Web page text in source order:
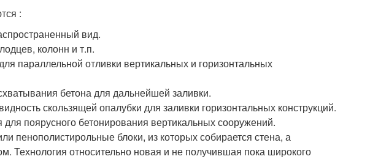
:
вид.
колонн и т.п.
параллельной отливки вертикальных и горизонтальных
бетона для дальнейшей заливки.
скользящей опалубки для заливки горизонтальных конструкций.
поярусного бетонирования вертикальных сооружений.
пенополистирольные блоки, из которых собирается стена, а
Технология относительно новая и не получившая пока широкого